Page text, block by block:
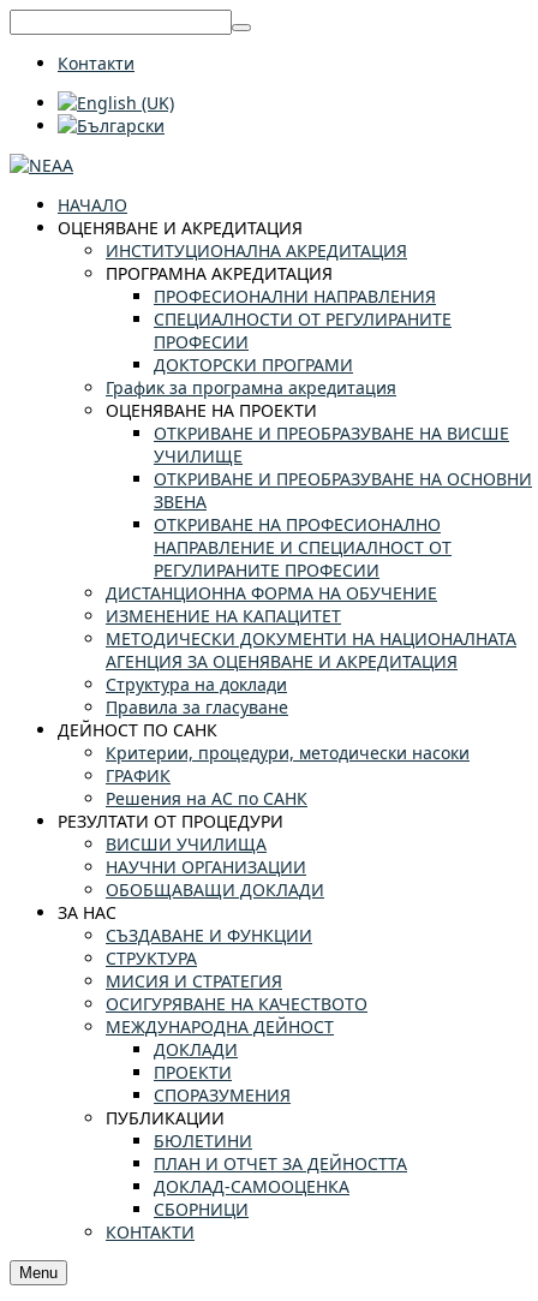
Контакти
НАЧАЛО
ОЦЕНЯВАНЕ И АКРЕДИТАЦИЯ
ИНСТИТУЦИОНАЛНА АКРЕДИТАЦИЯ
ПРОГРАМНА АКРЕДИТАЦИЯ
ПРОФЕСИОНАЛНИ НАПРАВЛЕНИЯ
СПЕЦИАЛНОСТИ ОТ РЕГУЛИРАНИТЕ
ПРОФЕСИИ
ДОКТОРСКИ ПРОГРАМИ
График за програмна акредитация
ОЦЕНЯВАНЕ НА ПРОЕКТИ
ОТКРИВАНЕ И ПРЕОБРАЗУВАНЕ НА ВИСШЕ
УЧИЛИЩЕ
ОТКРИВАНЕ И ПРЕОБРАЗУВАНЕ НА ОСНОВНИ
ЗВЕНА
ОТКРИВАНЕ НА ПРОФЕСИОНАЛНО
НАПРАВЛЕНИЕ И СПЕЦИАЛНОСТ ОТ
РЕГУЛИРАНИТЕ ПРОФЕСИИ
ДИСТАНЦИОННА ФОРМА НА ОБУЧЕНИЕ
ИЗМЕНЕНИЕ НА КАПАЦИТЕТ
МЕТОДИЧЕСКИ ДОКУМЕНТИ НА НАЦИОНАЛНАТА
АГЕНЦИЯ ЗА ОЦЕНЯВАНЕ И АКРЕДИТАЦИЯ
Структура на доклади
Правила за гласуване
ДЕЙНОСТ ПО САНК
Критерии, процедури, методически насоки
ГРАФИК
Решения на АС по САНК
РЕЗУЛТАТИ ОТ ПРОЦЕДУРИ
ВИСШИ УЧИЛИЩА
НАУЧНИ ОРГАНИЗАЦИИ
ОБОБЩАВАЩИ ДОКЛАДИ
ЗА НАС
СЪЗДАВАНЕ И ФУНКЦИИ
СТРУКТУРА
МИСИЯ И СТРАТЕГИЯ
ОСИГУРЯВАНЕ НА КАЧЕСТВОТО
МЕЖДУНАРОДНА ДЕЙНОСТ
ДОКЛАДИ
ПРОЕКТИ
СПОРАЗУМЕНИЯ
ПУБЛИКАЦИИ
БЮЛЕТИНИ
ПЛАН И ОТЧЕТ ЗА ДЕЙНОСТТА
ДОКЛАД-САМООЦЕНКА
СБОРНИЦИ
КОНТАКТИ
Menu